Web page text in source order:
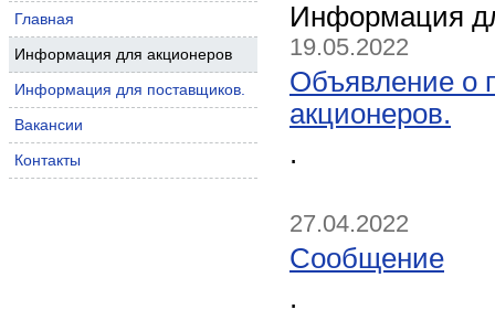
Главная
Информация для акционеров
Информация для поставщиков.
Вакансии
Контакты
Информация
19.05.2022
Объявление о
акционеров.
.
27.04.2022
Сообщение
.